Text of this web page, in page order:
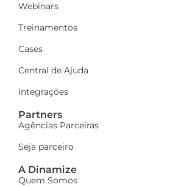
Webinars
Treinamentos
Cases
Central de Ajuda
Integrações
Partners
Agências Parceiras
Seja parceiro
A Dinamize
Quem Somos